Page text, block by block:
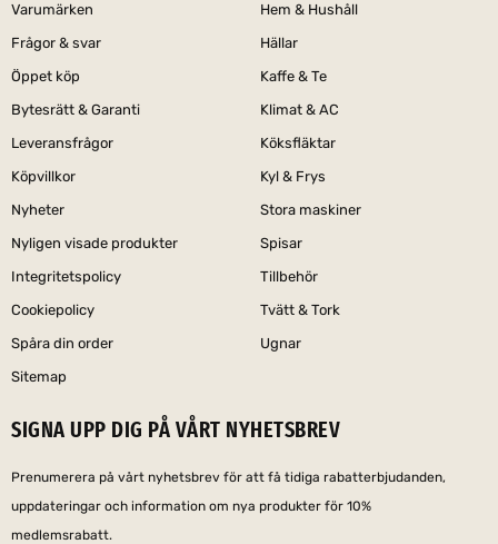
Varumärken
Frågor & svar
Öppet köp
Bytesrätt & Garanti
Leveransfrågor
Köpvillkor
Nyheter
Nyligen visade produkter
Integritetspolicy
Cookiepolicy
Spåra din order
Sitemap
Hem & Hushåll
Hällar
Kaffe & Te
Klimat & AC
Köksfläktar
Kyl & Frys
Stora maskiner
Spisar
Tillbehör
Tvätt & Tork
Ugnar
SIGNA UPP DIG PÅ VÅRT NYHETSBREV
Prenumerera på vårt nyhetsbrev för att få tidiga rabatterbjudanden,
uppdateringar och information om nya produkter för 10%
medlemsrabatt.